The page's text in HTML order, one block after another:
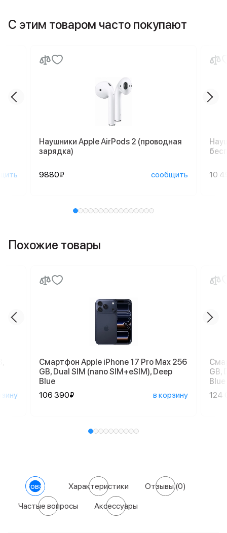
С этим товаром часто покупают
Наушники Apple AirPods 2 (проводная
зарядка)
9880₽ сообщить 10
Похожие товары
Смартфон Apple iPhone 17 Pro Max 256
GB, Dual SIM (nano SIM+eSIM), Deep
Blue
106 390₽
в корзину
GB,
Blue
124
О товаре Характеристики Отзывы(0)
Частые вопросы Аксессуары